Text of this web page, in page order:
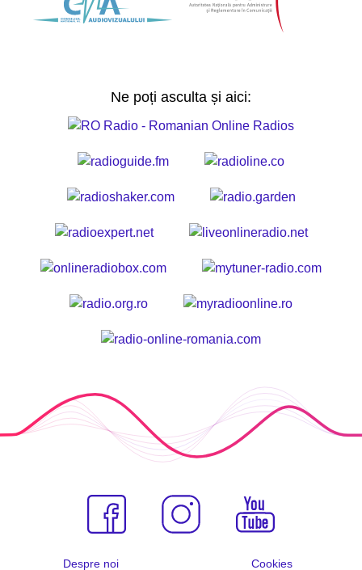
Ne poți asculta și aici:
Despre noi Cookies